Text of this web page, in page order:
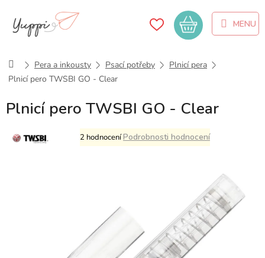
obsah
Nákupní
košík
DomůPera a inkousty Psací potřeby
Plnicí pera
Plnicí pero TWSBI GO - Clear
Plnicí pero TWSBI GO - Clear
Průměrné
hodnocení
hvězdiček.
2 hodnoceníPodrobnosti hodnocení